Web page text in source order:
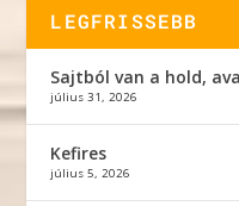
LEGFRISSEBB
Sajtból van a hold,
július 31, 2026
Kefires
július 5, 2026